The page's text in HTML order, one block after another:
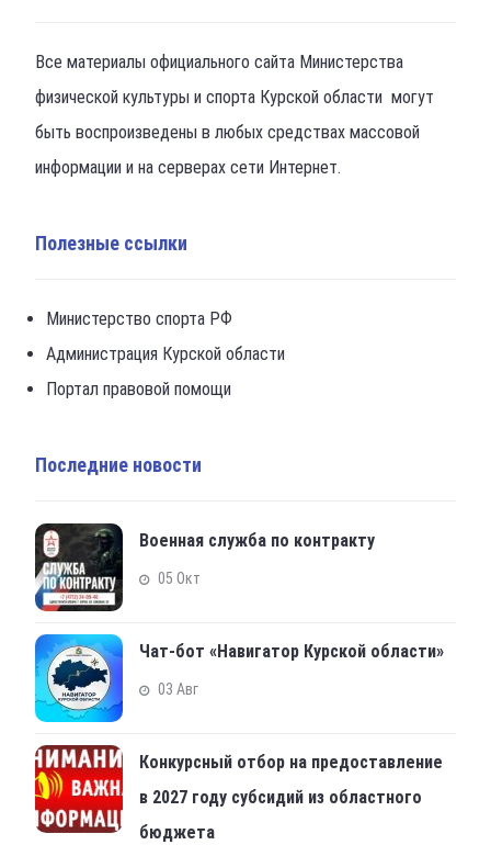
Все материалы официального сайта Министерства
физической культуры и спорта Курской области могут
быть воспроизведены в любых средствах массовой
информации и на серверах сети Интернет.
Полезные ссылки
Министерство спорта РФ
Администрация Курской области
Портал правовой помощи
Последние новости
Военная служба по контракту
05 Окт
Чат-бот «Навигатор Курской области»
03 Авг
Конкурсный отбор на предоставление
в 2027 году субсидий из областного
бюджета